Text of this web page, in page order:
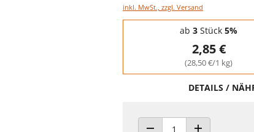
inkl. MwSt., zzgl. Versand
Staffelpreise - Mengenrabatt
ab 3 Stück 5%
2,85 €
(28,50 €/1 kg)
DETAILS /